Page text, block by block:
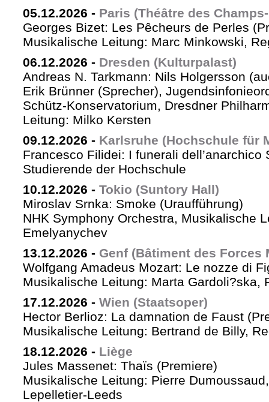
05.12.2026 - Paris (Théâtre des
Georges Bizet: Les Pêcheurs de Perles
Musikalische Leitung: Marc Minkowski,
06.12.2026 - Dresden (Kulturpalast)
Andreas N. Tarkmann: Nils Holgersson
Erik Brünner (Sprecher),
Schütz-Konservatorium, Dresdner
Leitung: Milko Kersten
09.12.2026 - Karlsruhe (Hochschule für
Francesco Filidei: I funerali dell’anarchico
Studierende der Hochschule
10.12.2026 - Tokio (Suntory Hall)
Miroslav Srnka: Smoke (Uraufführung)
NHK Symphony Orchestra, Musikalische
Emelyanychev
13.12.2026 - Genf (Bâtiment des Forces
Wolfgang Amadeus Mozart: Le nozze di
Musikalische Leitung: Marta Gardoli?ska,
17.12.2026 - Wien (Staatsoper)
Hector Berlioz: La damnation de Faust
Musikalische Leitung: Bertrand de Billy,
18.12.2026 - Liège
Jules Massenet: Thaïs (Premiere)
Musikalische Leitung: Pierre
Lepelletier-Leeds